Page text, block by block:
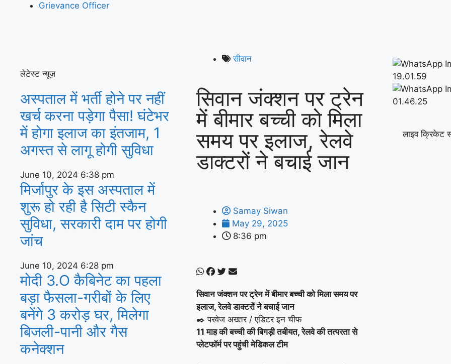
Grievance Officer
लेटेस्ट न्यूज़
अस्‍पताल में भर्ती होने पर नहीं
खर्च करना पड़ेगा पैसा! घंटेभर
में होगा इलाज का इंतजाम, 1
अगस्‍त से लागू होगी सुविधा
June 10, 2024 6:38 pm
मिर्जापुर के इस अस्पताल में
शुरू हो रही है सिटी स्कैन
सुविधा, सरकारी दाम पर होगी
जांच
June 10, 2024 6:28 pm
मोदी 3.O कैबिनेट का पहला
बड़ा फैसला-गरीबों के ल‍िए
बनेंगे 3 करोड़ घर, म‍िलेगा
बिजली-पानी और गैस
कनेक्‍शन
सीवान
सिवान जंक्शन पर ट्रेन
में बीमार बच्ची को मिला
समय पर इलाज, रेलवे
डाक्टरों ने बचाई जान
Samay Siwan
May 29, 2025
8:36 pm
सिवान जंक्शन पर ट्रेन में बीमार बच्ची को मिला समय पर
इलाज, रेलवे डाक्टरों ने बचाई जान
✒️ परवेज अख्तर / एडिटर इन चीफ
11 माह की बच्ची की बिगड़ी तबीयत, रेलवे की तत्परता से
प्लेटफॉर्म पर पहुंची मेडिकल टीम
लाइव क्रिकेट